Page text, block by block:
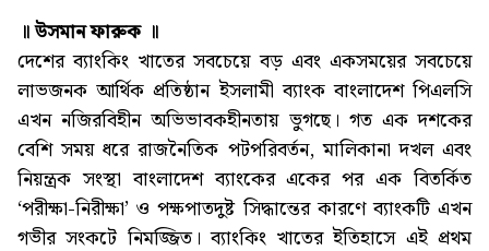
॥ উসমান ফারুক ॥
দেশের ব্যাংকিং খাতের সবচেয়ে বড় এবং একসময়ের সবচেয়ে
লাভজনক আর্থিক প্রতিষ্ঠান ইসলামী ব্যাংক বাংলাদেশ পিএলসি
এখন নজিরবিহীন অভিভাবকহীনতায় ভুগছে। গত এক দশকের
বেশি সময় ধরে রাজনৈতিক পটপরিবর্তন, মালিকানা দখল এবং
নিয়ন্ত্রক সংস্থা বাংলাদেশ ব্যাংকের একের পর এক বিতর্কিত
‘পরীক্ষা-নিরীক্ষা’ ও পক্ষপাতদুষ্ট সিদ্ধান্তের কারণে ব্যাংকটি এখন
গভীর সংকটে নিমজ্জিত। ব্যাংকিং খাতের ইতিহাসে এই প্রথম